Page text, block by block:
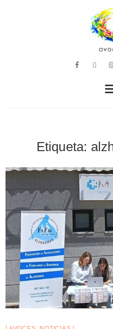
Etiqueta: